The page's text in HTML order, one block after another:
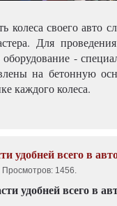
колеса своего авто
Для
-
на бетонную
каждого колеса.
удобней всего в
Просмотров: 1456.